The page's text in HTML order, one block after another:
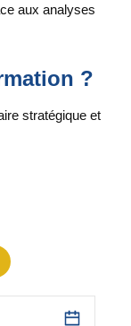
aux analyses
?
stratégique et